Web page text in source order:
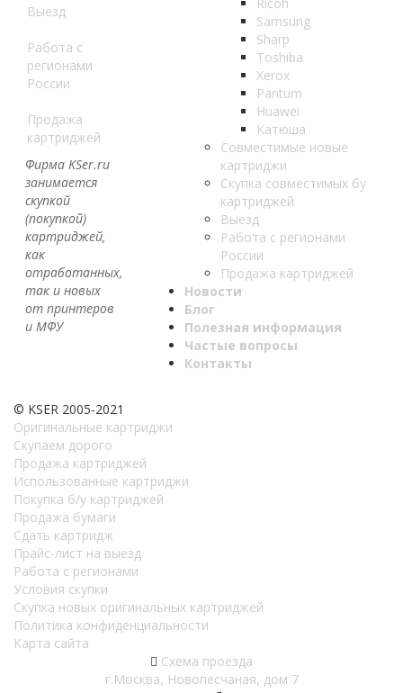
Выезд
Работа с
регионами
России
Продажа
картриджей
Фирма KSer.ru
занимается
скупкой
(покупкой)
картриджей,
как
отработанных,
так и новых
от принтеров
и МФУ
Samsung
Sharp
Toshiba
Xerox
Pantum
Huawei
Катюша
Совместимые новые
картриджи
Скупка совместимых бу
картриджей
Выезд
Работа с регионами
России
Продажа картриджей
Новости
Блог
Полезная информация
Частые вопросы
Контакты
© KSER 2005-2021
Оригинальные картриджи
Скупаем дорого
Продажа картриджей
Использованные картриджи
Покупка б/у картриджей
Продажа бумаги
Сдать картридж
Прайс-лист на выезд
Работа с регионами
Условия скупки
Скупка новых оригинальных картриджей
Политика конфиденциальности
Карта сайта
Схема проезда
г.Москва, Новопесчаная, дом 7